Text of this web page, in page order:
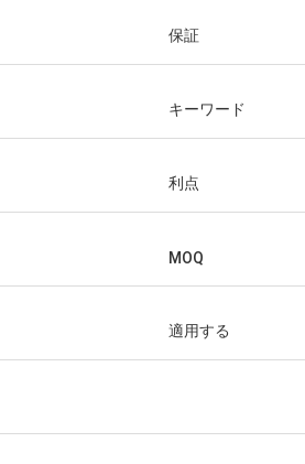
保証
キーワード
利点
MOQ
適用する